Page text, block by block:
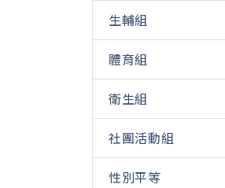
生輔組
體育組
衛生組
社團活動組
性別平等